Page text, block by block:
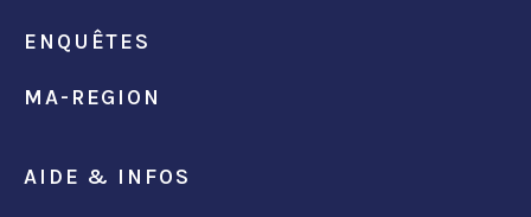
ENQUÊTES
MA-REGION
AIDE & INFOS